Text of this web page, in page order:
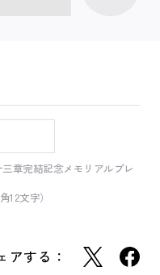
章完結記念メモリアルプレ
文字）
アする：